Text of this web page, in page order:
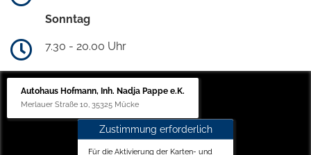
Sonntag
7.30 - 20.00 Uhr
Autohaus Hofmann, Inh. Nadja Pappe e.K.
Merlauer Straße 10, 35325 Mücke
Zustimmung erforderlich
Für die Aktivierung der Karten- und